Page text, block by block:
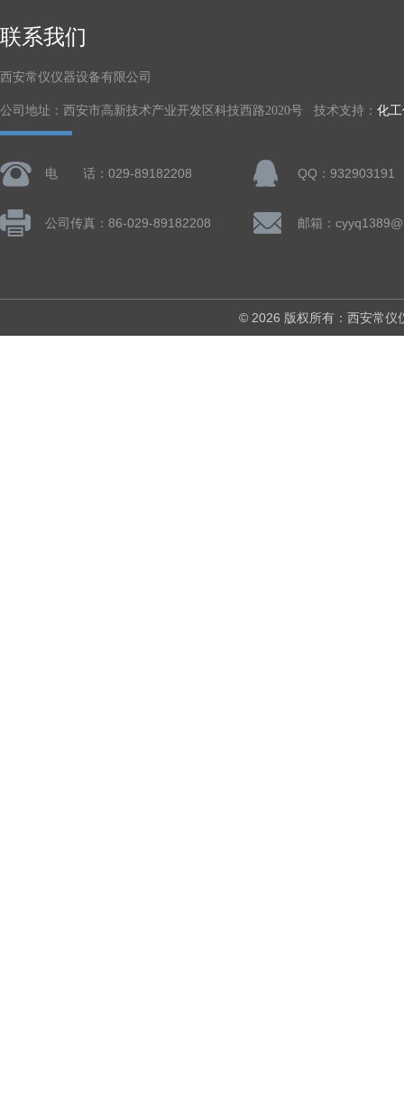
联系我们
西安常仪仪器设备有限公司
公司地址：西安市高新技术产业开发区科技西路2020号 技术支持： 化
电 话：029-89182208 QQ：932903191
公司传真：86-029-89182208 邮箱：
© 2026 版权所有：西安常